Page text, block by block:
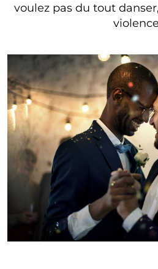
voulez pas du tout